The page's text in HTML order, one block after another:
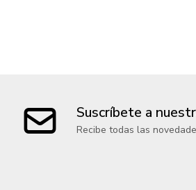
Suscríbete a
Recibe todas las